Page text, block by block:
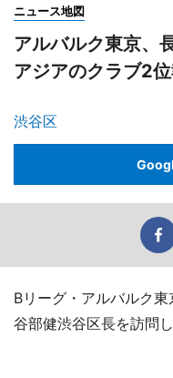
ニュース地図
アルバルク東京、
アジアのクラブ2
渋谷区
Bリーグ・アルバルク
谷部健渋谷区長を訪問し